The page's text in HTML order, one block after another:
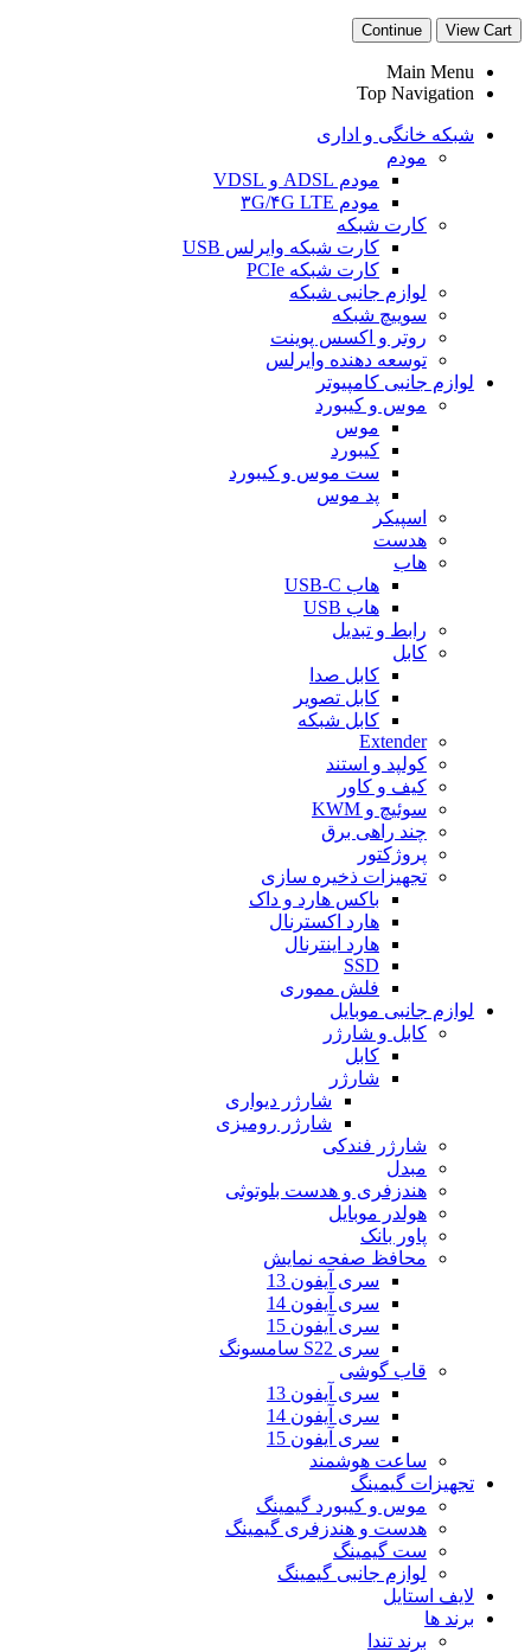
View Cart
Continue
Main Menu
Top Navigation
شبکه خانگی و اداری
مودم
مودم ADSL و VDSL
مودم ۳G/۴G LTE
کارت شبکه
کارت شبکه وایرلس USB
کارت شبکه PCIe
لوازم جانبی شبکه
سوییچ شبکه
روتر و اکسس پوینت
توسعه دهنده وایرلس
لوازم جانبی کامپیوتر
موس و کیبورد
موس
کیبورد
ست موس و کیبورد
پد موس
اسپیکر
هدست
هاب
هاب USB-C
هاب USB
رابط و تبدیل
کابل
کابل صدا
کابل تصویر
کابل شبکه
Extender
کولپد و استند
کیف و کاور
سوئیچ و KWM
چند راهی برق
پروژکتور
تجهیزات ذخیره سازی
باکس هارد و داک
هارد اکسترنال
هارد اینترنال
SSD
فلش مموری
لوازم جانبی موبایل
کابل و شارژر
کابل
شارژر
شارژر دیواری
شارژر رومیزی
شارژر فندکی
مبدل
هندزفری و هدست بلوتوثی
هولدر موبایل
پاور بانک
محافظ صفحه نمایش
سری آیفون 13
سری آیفون 14
سری آیفون 15
سری S22 سامسونگ
قاب گوشی
سری آیفون 13
سری آیفون 14
سری آیفون 15
ساعت هوشمند
تجهیزات گیمینگ
موس و کیبورد گیمینگ
هدست و هندزفری گیمینگ
ست گیمینگ
لوازم جانبی گیمینگ
لایف استایل
برند ها
برند تندا